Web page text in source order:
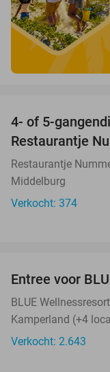
4- of 5-
Restaurantje
Restaurantje
Middelburg
Verkocht: 374
Entree voor
BLUE
Kamperland (+4
Verkocht: 2.643